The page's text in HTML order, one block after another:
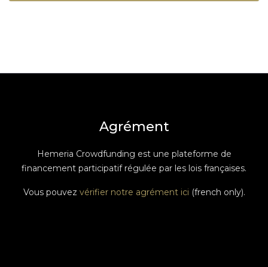
Agrément
Hemeria Crowdfunding est une plateforme de
financement participatif régulée par les lois françaises.
Vous pouvez vérifier notre agrément ici (french only).